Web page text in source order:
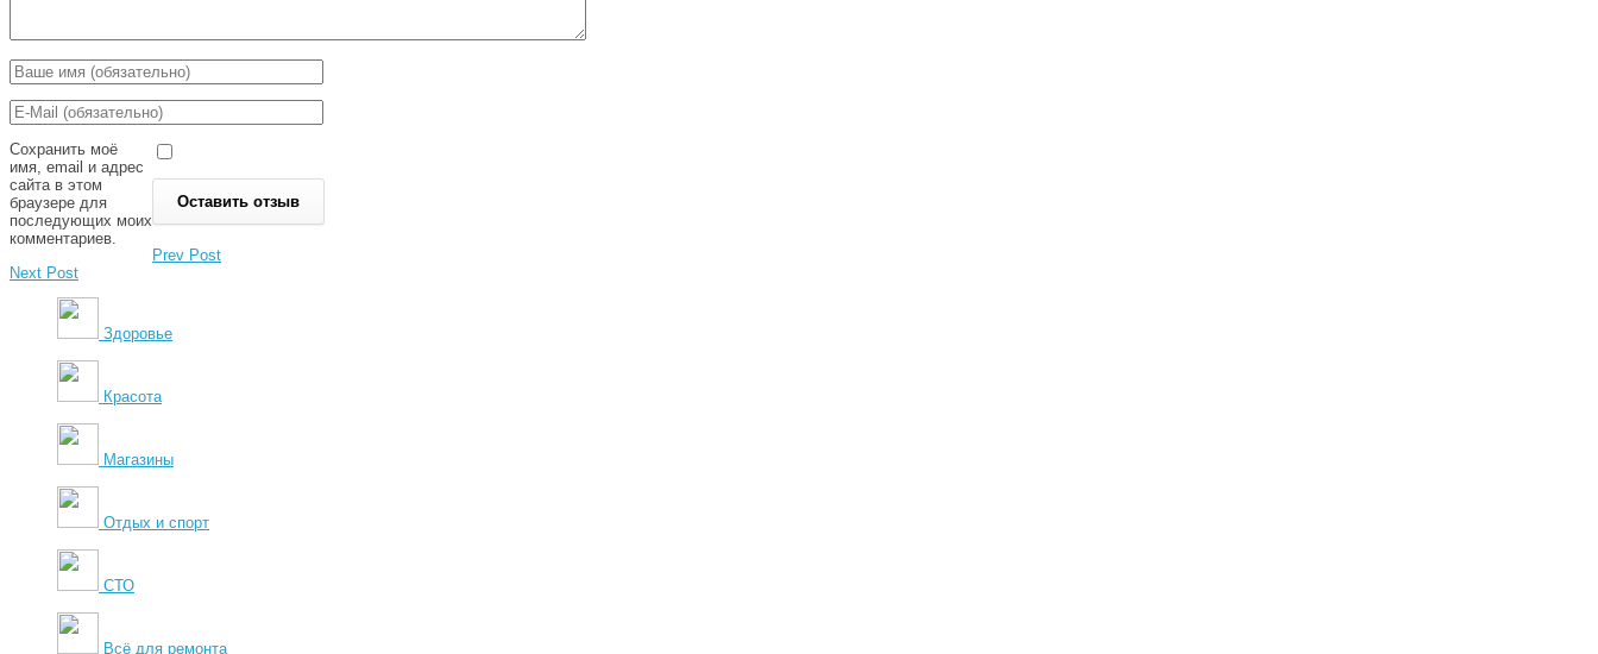
Сохранить моё
имя, email и адрес
сайта в этом
браузере для
последующих моих
комментариев.
Prev Post
Next Post
Здоровье
Красота
Магазины
Отдых и спорт
СТО
Всё для ремонта